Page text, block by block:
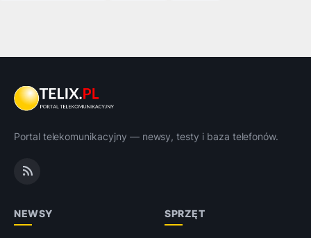
Portal telekomunikacyjny — newsy, testy i baza telefonów.
NEWSY SPRZĘT